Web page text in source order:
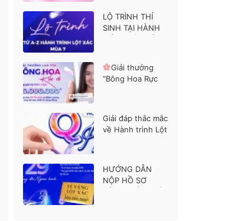
LỘ TRÌNH THÍ
SINH TẠI HÀNH
Giải thưởng
“Bông Hoa Rực
Giải đáp thắc mắc
về Hành trình Lột
HƯỚNG DẪN
NỘP HỒ SƠ